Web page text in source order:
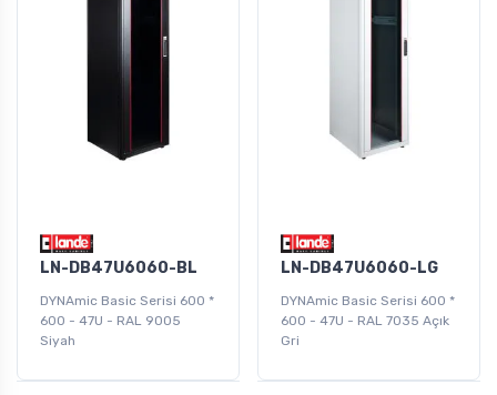
LN-DB47U6060-BL
DYNAmic Basic Serisi 600 *
600 - 47U - RAL 9005
Siyah
LN-DB47U6060-LG
DYNAmic Basic Serisi 600 *
600 - 47U - RAL 7035 Açık
Gri